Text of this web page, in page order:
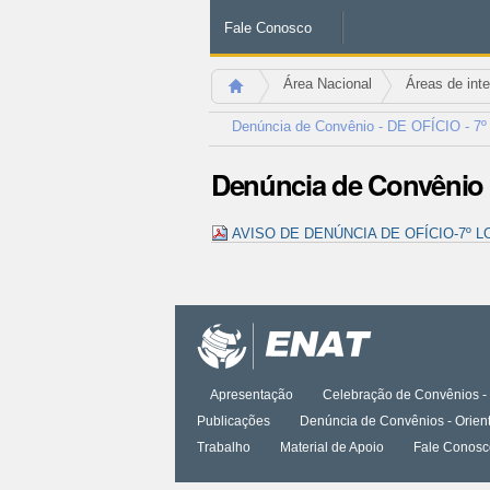
Fale Conosco
Área Nacional Áreas de
Denúncia de Convênio - DE OFÍCIO -
Denúncia de Convênio
AVISO DE DENÚNCIA DE OFÍCIO-7º
documento
Apresentação Celebração de Convênios
Publicações
Denúncia de Convênios -
Trabalho
Material de Apoio Fale